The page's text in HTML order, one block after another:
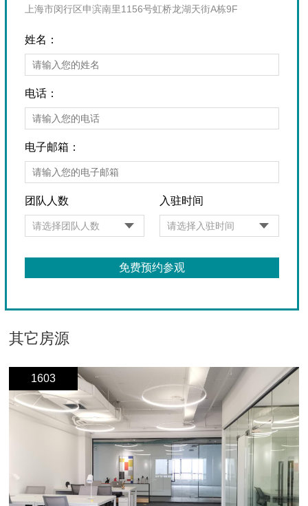
上海市闵行区申滨南里1156号虹桥龙湖天街A栋9F
姓名：
电话：
电子邮箱：
团队人数 入驻时间
其它房源
1603